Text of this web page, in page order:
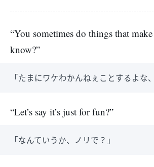
“You sometimes do things that
know?”
「たまにワケわかんねぇことするよな
“Let’s say it’s just for fun?”
「なんていうか、ノリで？」